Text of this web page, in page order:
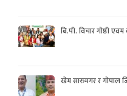
बि.पी. विचार गोष्ठी
खेम सारुमगर र गोपाल